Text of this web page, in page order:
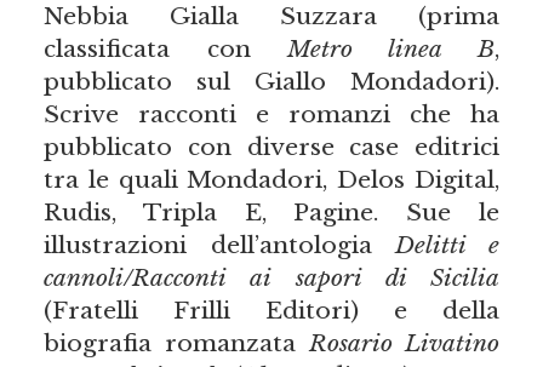
Nebbia Gialla Suzzara (prima
classificata conMetro linea B,
pubblicato sul Giallo Mondadori).
Scrive racconti e romanzi che ha
pubblicato con diverse case editrici
tra le quali Mondadori, Delos Digital,
Rudis, Tripla E, Pagine. Sue le
illustrazioni dell’antologiaDelitti e
cannoli/Racconti ai sapori di Sicilia
(Fratelli Frilli Editori) e della
biografia romanzataRosario Livatino